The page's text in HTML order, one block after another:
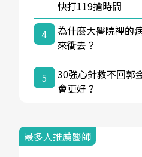
快打119搶時間
4
為什麼大醫院裡的
來衝去？
5
30強心針救不回郭
會更好？
最多人推薦醫師